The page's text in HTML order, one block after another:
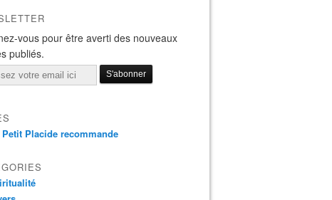
vous pour être averti des nouveaux
publiés.
Petit Placide recommande